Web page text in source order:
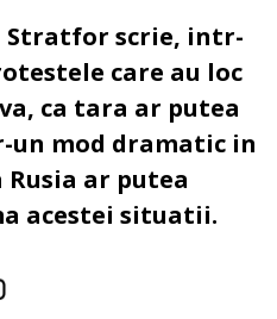
Stratfor scrie, intr-
care au loc
ca tara ar putea
mod dramatic in
ar putea
acestei situatii.